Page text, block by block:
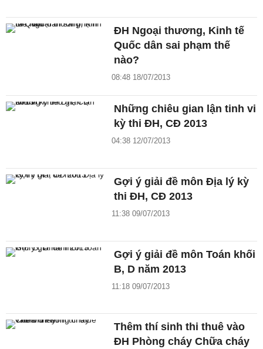
ĐH Ngoại thương, Kinh tế
Quốc dân sai phạm thế
nào?
08:48 18/07/2013
Những chiêu gian lận tinh vi
kỳ thi ĐH, CĐ 2013
04:38 12/07/2013
Gợi ý giải đề môn Địa lý kỳ
thi ĐH, CĐ 2013
11:38 09/07/2013
Gợi ý giải đề môn Toán khối
B, D năm 2013
11:18 09/07/2013
Thêm thí sinh thi thuê vào
ĐH Phòng cháy Chữa cháy